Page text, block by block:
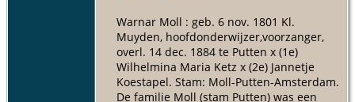
Warnar Moll : geb. 6 nov. 1801 Kl.
Muyden, hoofdonderwijzer,voorzanger,
overl. 14 dec. 1884 te Putten x (1e)
Wilhelmina Maria Ketz x (2e) Jannetje
Koestapel. Stam: Moll-Putten-Amsterdam.
De familie Moll (stam Putten) was een